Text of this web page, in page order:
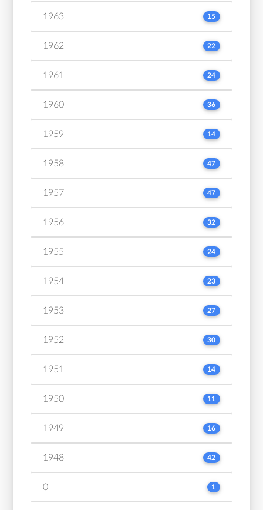
1963 15
1962 22
1961 24
1960 36
1959 14
1958 47
1957 47
1956 32
1955 24
1954 23
1953 27
1952 30
1951 14
1950 11
1949 16
1948 42
0 1